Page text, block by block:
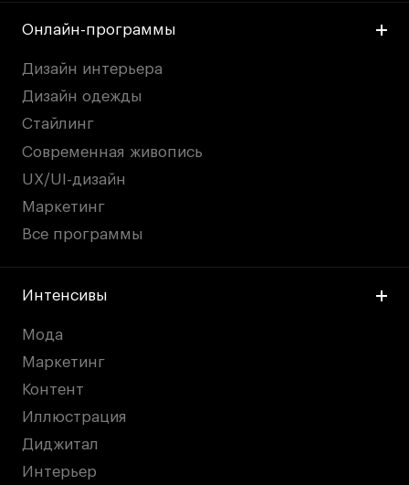
Онлайн-программы
Дизайн интерьера
Дизайн одежды
Стайлинг
Современная живопись
UX/UI-дизайн
Маркетинг
Все программы
Интенсивы
Мода
Маркетинг
Контент
Иллюстрация
Диджитал
Интерьер